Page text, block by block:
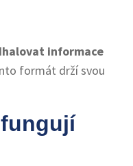
informace
formát drží svou